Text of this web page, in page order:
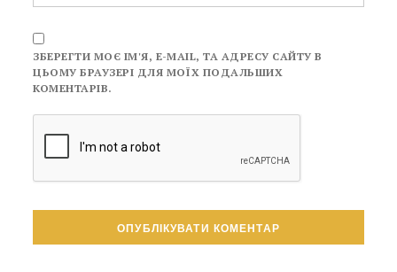
ЗБЕРЕГТИ МОЄ ІМ'Я, E-MAIL, ТА АДРЕСУ САЙТУ В
ЦЬОМУ БРАУЗЕРІ ДЛЯ МОЇХ ПОДАЛЬШИХ
КОМЕНТАРІВ.